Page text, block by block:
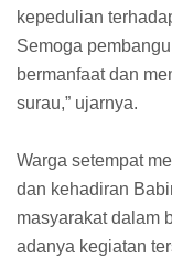
kepedulian
Semoga
bermanfaat dan
surau,” ujarnya.
Warga setempat
dan kehadiran
masyarakat dalam
adanya kegiatan